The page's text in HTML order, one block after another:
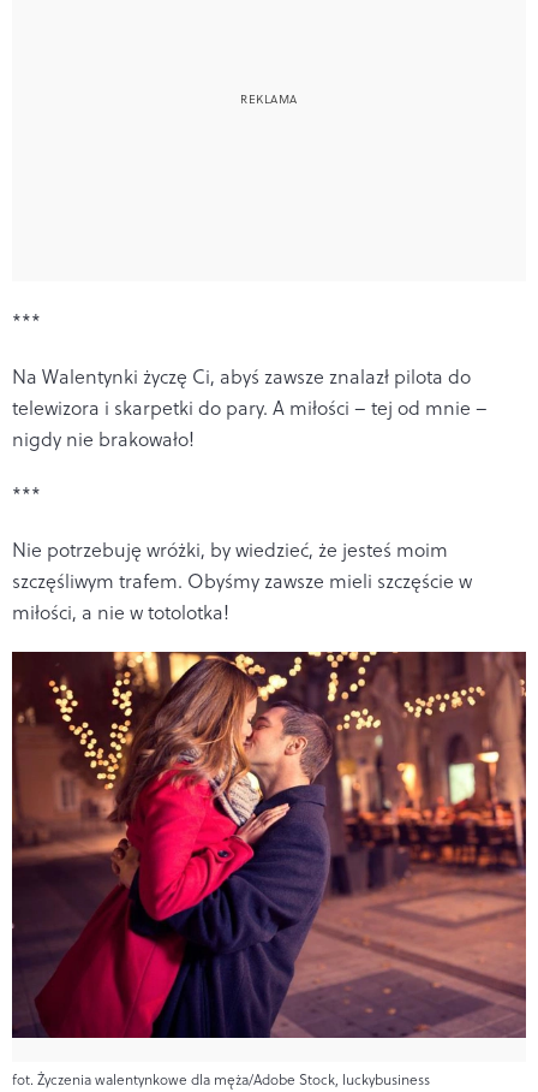
***
Na Walentynki życzę Ci, abyś zawsze znalazł pilota do
telewizora i skarpetki do pary. A miłości – tej od mnie –
nigdy nie brakowało!
***
Nie potrzebuję wróżki, by wiedzieć, że jesteś moim
szczęśliwym trafem. Obyśmy zawsze mieli szczęście w
miłości, a nie w totolotka!
fot. Życzenia walentynkowe dla męża/Adobe Stock, luckybusiness